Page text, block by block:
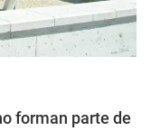
forman parte de